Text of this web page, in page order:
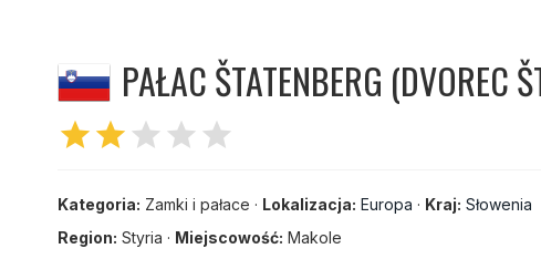
PAŁAC ŠTATENBERG (DVOREC
starstar star star star
Kategoria: Zamki i pałace · Lokalizacja: Europa · Kraj: Słowenia
Region: Styria · Miejscowość: Makole